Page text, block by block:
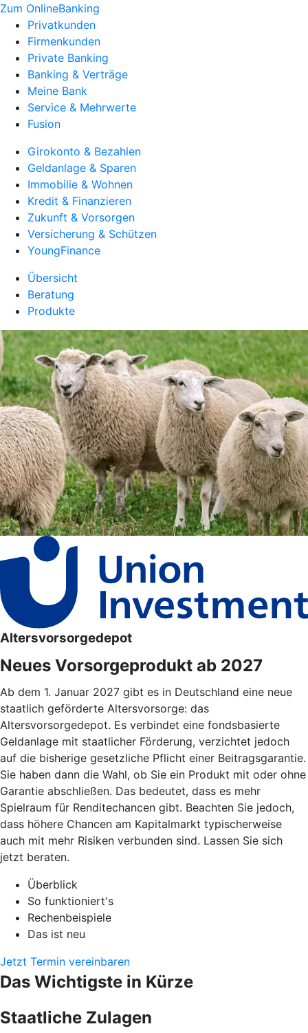
Zum OnlineBanking
Privatkunden
Firmenkunden
Private Banking
Banking & Verträge
Meine Bank
Service & Mehrwerte
Fusion
Girokonto & Bezahlen
Geldanlage & Sparen
Immobilie & Wohnen
Kredit & Finanzieren
Zukunft & Vorsorgen
Versicherung & Schützen
YoungFinance
Übersicht
Beratung
Produkte
Altersvorsorgedepot
Neues Vorsorgeprodukt ab 2027
Ab dem 1. Januar 2027 gibt es in Deutschland eine neue
staatlich geförderte Altersvorsorge: das
Altersvorsorgedepot. Es verbindet eine fondsbasierte
Geldanlage mit staatlicher Förderung, verzichtet jedoch
auf die bisherige gesetzliche Pflicht einer Beitragsgarantie.
Sie haben dann die Wahl, ob Sie ein Produkt mit oder ohne
Garantie abschließen. Das bedeutet, dass es mehr
Spielraum für Renditechancen gibt. Beachten Sie jedoch,
dass höhere Chancen am Kapitalmarkt typischerweise
auch mit mehr Risiken verbunden sind. Lassen Sie sich
jetzt beraten.
Überblick
So funktioniert's
Rechenbeispiele
Das ist neu
Jetzt Termin vereinbaren
Das Wichtigste in Kürze
Staatliche Zulagen